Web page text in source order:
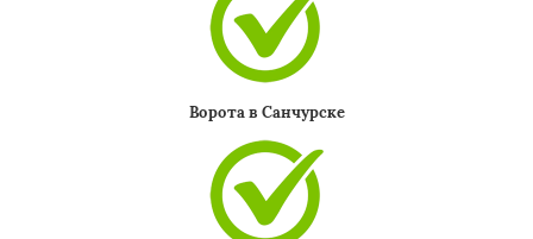
Ворота в Санчурске